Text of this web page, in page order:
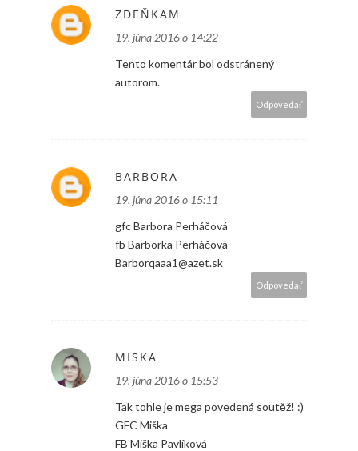
ZDEŇKAM
19. júna 2016 o 14:22
Tento komentár bol odstránený
autorom.
Odpovedať
BARBORA
19. júna 2016 o 15:11
gfc Barbora Perháčová
fb Barborka Perháčová
Barborqaaa1@azet.sk
Odpovedať
MISKA
19. júna 2016 o 15:53
Tak tohle je mega povedená soutěž! :)
GFC Miška
FB Miška Pavlíková